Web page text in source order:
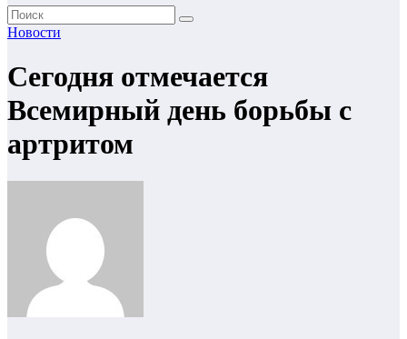
Новости
Сегодня отмечается
Всемирный день борьбы с
артритом